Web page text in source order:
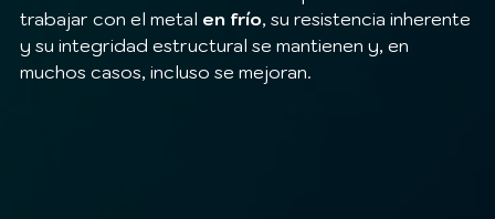
trabajar con el metal en frío, su resistencia inherente
y su integridad estructural se mantienen y, en
muchos casos, incluso se mejoran.